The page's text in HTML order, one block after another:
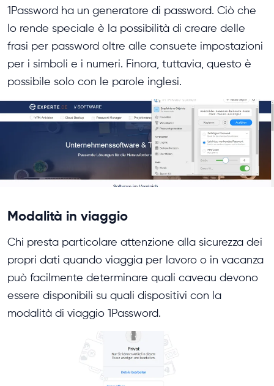
1Password ha un generatore di password. Ciò che
lo rende speciale è la possibilità di creare delle
frasi per password oltre alle consuete impostazioni
per i simboli e i numeri. Finora, tuttavia, questo è
possibile solo con le parole inglesi.
Modalità in viaggio
Chi presta particolare attenzione alla sicurezza dei
propri dati quando viaggia per lavoro o in vacanza
può facilmente determinare quali caveau devono
essere disponibili su quali dispositivi con la
modalità di viaggio 1Password.